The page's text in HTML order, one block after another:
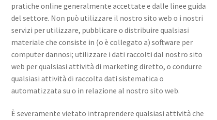
pratiche online generalmente accettate e dalle linee guida
del settore. Non può utilizzare il nostro sito web o i nostri
servizi per utilizzare, pubblicare o distribuire qualsiasi
materiale che consiste in (o è collegato a) software per
computer dannosi; utilizzare i dati raccolti dal nostro sito
web per qualsiasi attività di marketing diretto, o condurre
qualsiasi attività di raccolta dati sistematica o
automatizzata su o in relazione al nostro sito web.
È severamente vietato intraprendere qualsiasi attività che